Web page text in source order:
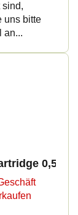
sind,
uns bitte
an...
0,5ml